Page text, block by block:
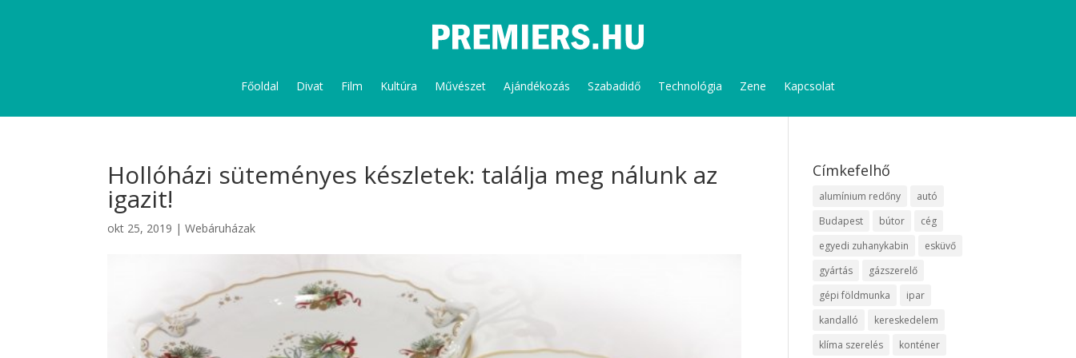
Főoldal Divat Film Kultúra Művészet Ajándékozás Szabadidő Technológia Zene Kapcsolat
Hollóházi süteményes készletek: találja meg nálunk az
igazit!
okt 25, 2019 |Webáruházak
Címkefelhő
alumínium redőny
autó
Budapest
bútor
cég
egyedi zuhanykabin
esküvő
gyártás
gázszerelő
gépi földmunka
ipar
kandalló
kereskedelem
klíma szerelés
konténer